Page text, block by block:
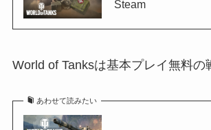
Steam
World of Tanksは基本プレイ無料の
あわせて読みたい